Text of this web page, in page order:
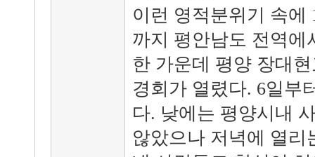
이런 영적분위기 속에
까지 평안남도 전역에
한 가운데 평양 장대
경회가 열렸다. 6일부
다. 낮에는 평양시내
않았으나 저녁에 열리